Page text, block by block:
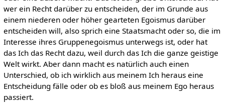
wer ein Recht darüber zu entscheiden, der im Grunde aus
einem niederen oder höher gearteten Egoismus darüber
entscheiden will, also sprich eine Staatsmacht oder so, die im
Interesse ihres Gruppenegoismus unterwegs ist, oder hat
das Ich das Recht dazu, weil durch das Ich die ganze geistige
Welt wirkt. Aber dann macht es natürlich auch einen
Unterschied, ob ich wirklich aus meinem Ich heraus eine
Entscheidung fälle oder ob es bloß aus meinem Ego heraus
passiert.